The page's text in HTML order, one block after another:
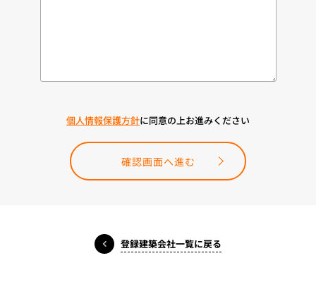
個人情報保護方針に同意の上お進みください
確認画面へ進む
登録建築会社一覧に戻る